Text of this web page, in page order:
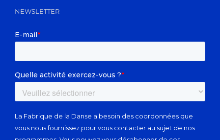
NEWSLETTER